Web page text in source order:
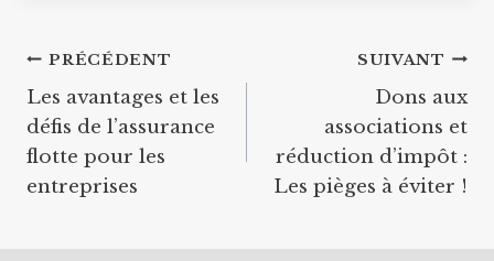
Navigation
de
l’article
PRÉCÉDENT
Les avantages et les
défis de l’assurance
flotte pour les
entreprises
SUIVANT
Dons aux
associations et
réduction d’impôt :
Les pièges à éviter !